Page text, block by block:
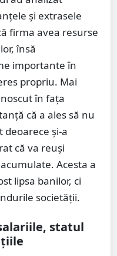
și extrasele
firma avea resurse
însă
importante în
propriu. Mai
în fața
că a ales să nu
și-a
că va reuși
Acesta a
lipsa banilor, ci
societății.
statul